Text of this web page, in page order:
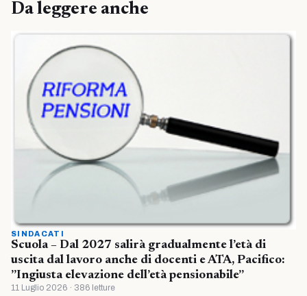
Da leggere anche
SINDACATI
Scuola – Dal 2027 salirà gradualmente l’età di
uscita dal lavoro anche di docenti e ATA, Pacifico:
”Ingiusta elevazione dell’età pensionabile”
11 Luglio 2026 · 386 letture